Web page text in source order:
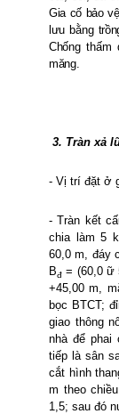
Gia cố bảo
lưu bằng
Chống
măng.
3. Tràn xả
- Vị trí đặt ở
- Tràn kết
chia làm 5
60,0 m, đáy
Bđ = (60,0 ữ
+45,00 m,
bọc BTCT;
giao thông
nhà để phai
tiếp là sân
cắt hình
m theo
1,5; sau đó